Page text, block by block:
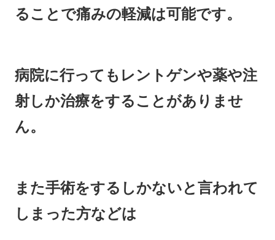
ることで痛みの軽減は可能です。
病院に行ってもレントゲンや薬や注
射しか治療をすることがありませ
ん。
また手術をするしかないと言われて
しまった方などは